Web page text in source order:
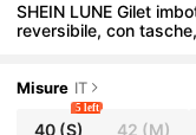
SHEIN LUNE Gilet
reversibile, con
Misure IT
40(S)
5 left
42 (M)